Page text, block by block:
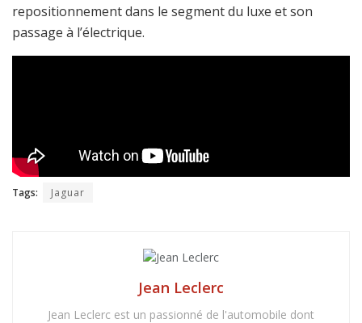
repositionnement dans le segment du luxe et son
passage à l’électrique.
Tags: Jaguar
Jean Leclerc
Jean Leclerc est un passionné de l'automobile dont